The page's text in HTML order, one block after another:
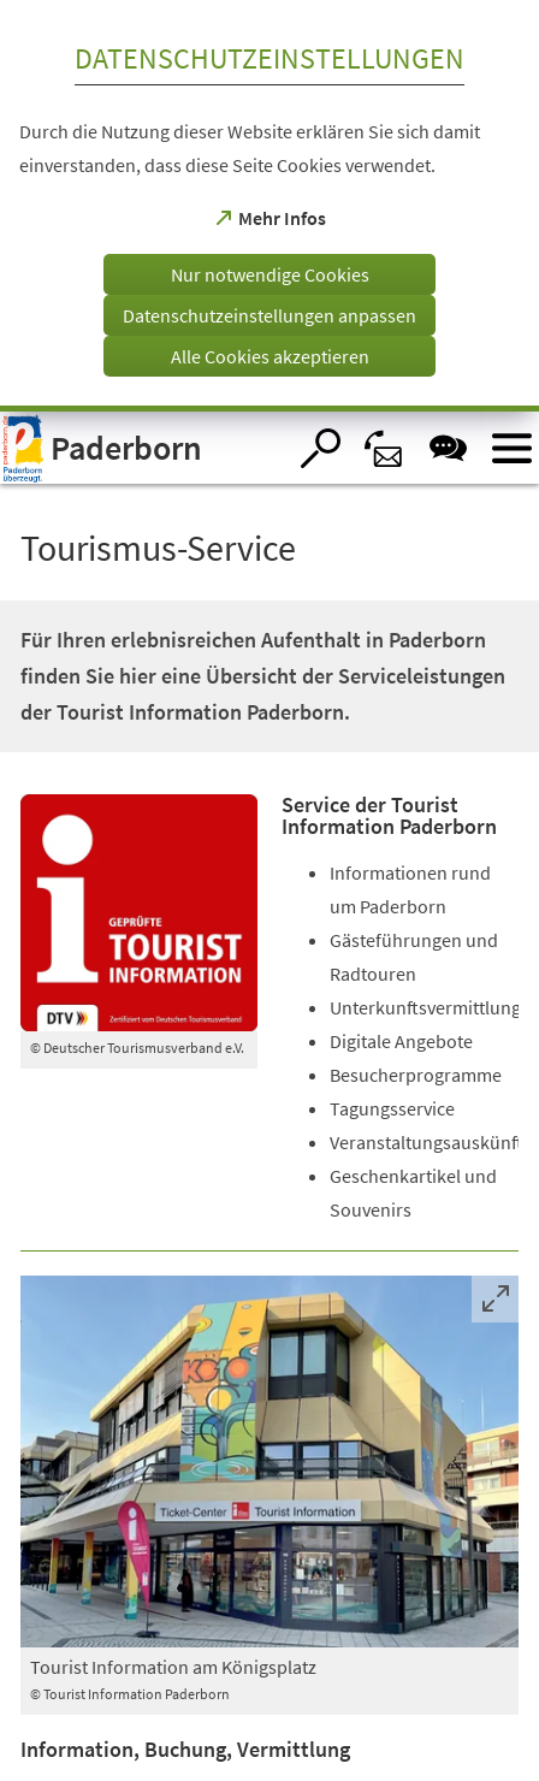
Visuelle
Assistenzsoftware
öffnen.
DATENSCHUTZEINSTELLUNGEN
Durch die Nutzung dieser Website erklären Sie sich damit
einverstanden, dass diese Seite Cookies verwendet.
Mehr Infos
(Öffnet
einem
Tab)
Nur notwendige Cookies
Datenschutzeinstellungen anpassen
Alle Cookies akzeptieren
Paderborn
Tourismus-Service
Für Ihren erlebnisreichen Aufenthalt in Paderborn
finden Sie hier eine Übersicht der Serviceleistungen
der Tourist Information Paderborn.
© Deutscher Tourismusverband e.V.
Service der Tourist
Information Paderborn
Informationen rund
um Paderborn
Gästeführungen und
Radtouren
Unterkunftsvermittlung
Digitale Angebote
Besucherprogramme
Tagungsservice
Veranstaltungsauskünfte
Geschenkartikel und
Souvenirs
© Tourist Information Paderborn
Tourist Information am Königsplatz
Information, Buchung, Vermittlung